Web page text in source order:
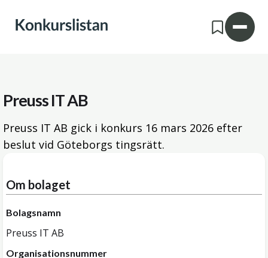
Preuss IT AB
Preuss IT AB gick i konkurs 16 mars 2026 efter
beslut vid Göteborgs tingsrätt.
Om bolaget
Bolagsnamn
Preuss IT AB
Organisationsnummer